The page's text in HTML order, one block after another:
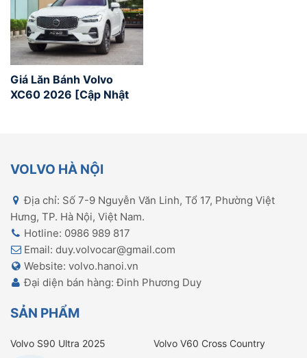
Giá Lăn Bánh Volvo
XC60 2026 [Cập Nhật
VOLVO HÀ NỘI
Địa chỉ: Số 7-9 Nguyễn Văn Linh, Tổ 17, Phường Việt
Hưng, TP. Hà Nội, Việt Nam.
Hotline: 0986 989 817
Email: duy.volvocar@gmail.com
Website: volvo.hanoi.vn
Đại diện bán hàng: Đinh Phương Duy
SẢN PHẨM
Volvo S90 Ultra 2025
Volvo V60 Cross Country